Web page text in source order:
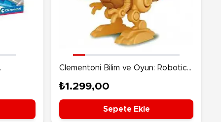
Ekipmanlar
- Havuz Ürünleri
Çeşitli Peluşlar
Clementoni Bilim ve Oyun: Robotics
₺1.299,00
Sepete Ekle